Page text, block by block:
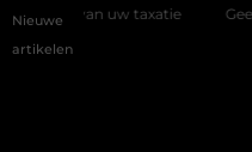
Nieuwe
artikelen
Geef uw slaapkamer